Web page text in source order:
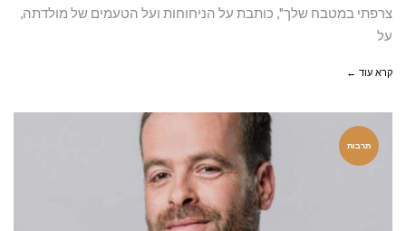
צרפתי במטבח שלך", כותבת על הניחוחות ועל הטעמים של מולדתה,
על
קרא עוד ←
תרבות